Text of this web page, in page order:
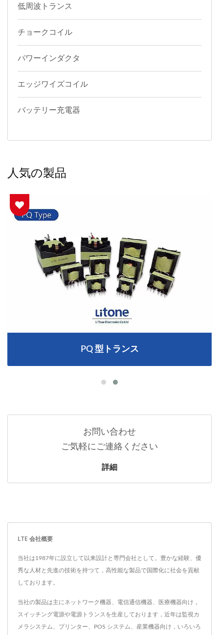
低周波トランス
チョークコイル
パワーインダクタ
エッジワイズコイル
バッテリー充電器
人気の製品
PQ 型トランス
お問い合わせ
ご気軽にご連絡ください
詳細
LTE 会社概要
当社は1987年に設立して以来設計と専門会社として。豊かな経験、優
秀な人材と先進の技術を持つて，高性能な製品で国際化に社会を貢献
しております。
当社の製品は主にネットワーク機器、電信通信機器、医療機器向け，
スイッチング電源や電源トランスを生産しております，近年は監視カ
メラシステム、プリンター、POS システム、産業機器向け，いろいろ